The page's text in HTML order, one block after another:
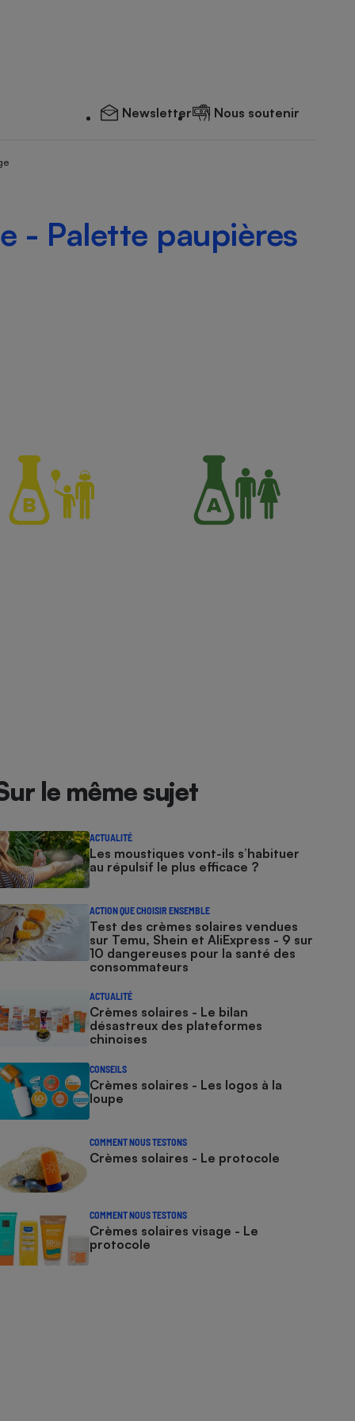
Newsletter Nous soutenir
- Palette paupières
le même sujet
ACTUALITÉ
Les moustiques vont-ils s’habituer
au répulsif le plus efficace ?
ACTION QUE CHOISIR ENSEMBLE
Test des crèmes solaires vendues
sur Temu, Shein et AliExpress - 9 sur
10 dangereuses pour la santé des
consommateurs
ACTUALITÉ
Crèmes solaires - Le bilan
désastreux des plateformes
chinoises
CONSEILS
Crèmes solaires - Les logos à la
loupe
COMMENT NOUS TESTONS
Crèmes solaires - Le protocole
COMMENT NOUS TESTONS
Crèmes solaires visage - Le
protocole